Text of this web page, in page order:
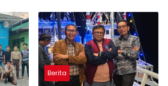
Berita